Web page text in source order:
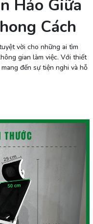
Hảo Giữa
Cách
vời cho những ai tìm
gian làm việc. Với thiết
đến sự tiện nghi và hỗ